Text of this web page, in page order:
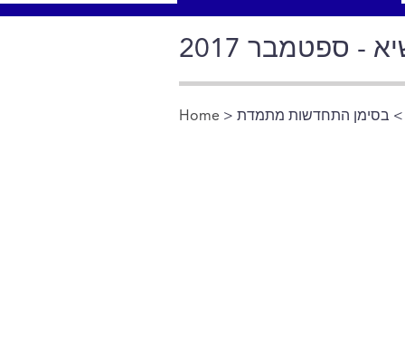
- ספטמבר 2017
You are here
Home >בסימן התחדשות מתמדת